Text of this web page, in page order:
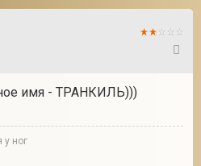
имя - ТРАНКИЛЬ)))
у ног